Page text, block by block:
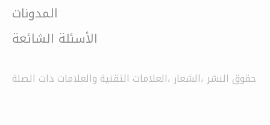
المدونات
الأسئلة الشائعة
حقوق النشر ،الشعار ،العلامات التقنية والعلامات ذات الصلة